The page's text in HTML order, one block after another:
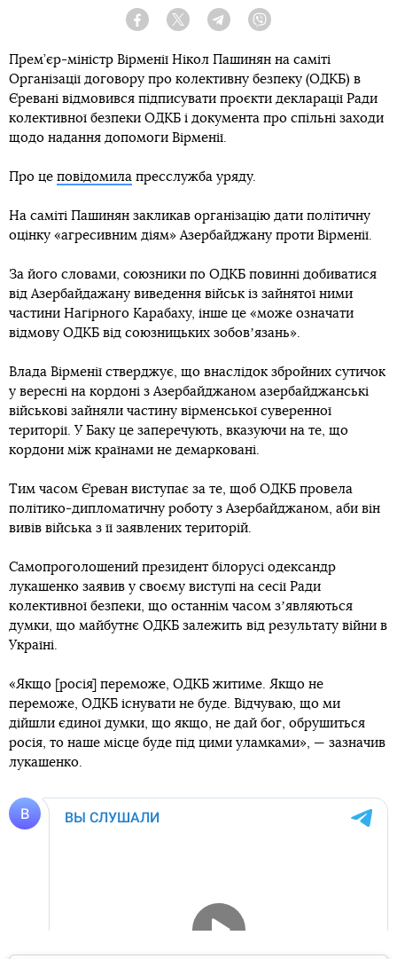
Facebook Twitter Telegram
Прем’єр-міністр Вірменії Нікол Пашинян на саміті
Організації договору про колективну безпеку (ОДКБ) в
Єревані відмовився підписувати проєкти декларації Ради
колективної безпеки ОДКБ і документа про спільні заходи
щодо надання допомоги Вірменії.
Про це повідомила пресслужба уряду.
На саміті Пашинян закликав організацію дати політичну
оцінку «агресивним діям» Азербайджану проти Вірменії.
За його словами, союзники по ОДКБ повинні добиватися
від Азербайдажану виведення військ із зайнятої ними
частини Нагірного Карабаху, інше це «може означати
відмову ОДКБ від союзницьких зобовʼязань».
Влада Вірменії стверджує, що внаслідок збройних сутичок
у вересні на кордоні з Азербайджаном азербайджанські
військові зайняли частину вірменської суверенної
території. У Баку це заперечують, вказуючи на те, що
кордони між країнами не демарковані.
Тим часом Єреван виступає за те, щоб ОДКБ провела
політико-дипломатичну роботу з Азербайджаном, аби він
вивів війська з її заявлених територій.
Самопроголошений президент білорусі одександр
лукашенко заявив у своєму виступі на сесії Ради
колективної безпеки, що останнім часом зʼявляються
думки, що майбутнє ОДКБ залежить від результату війни в
Україні.
«Якщо [росія] переможе, ОДКБ житиме. Якщо не
переможе, ОДКБ існувати не буде. Відчуваю, що ми
дійшли єдиної думки, що якщо, не дай бог, обрушиться
росія, то наше місце буде під цими уламками», — зазначив
лукашенко.